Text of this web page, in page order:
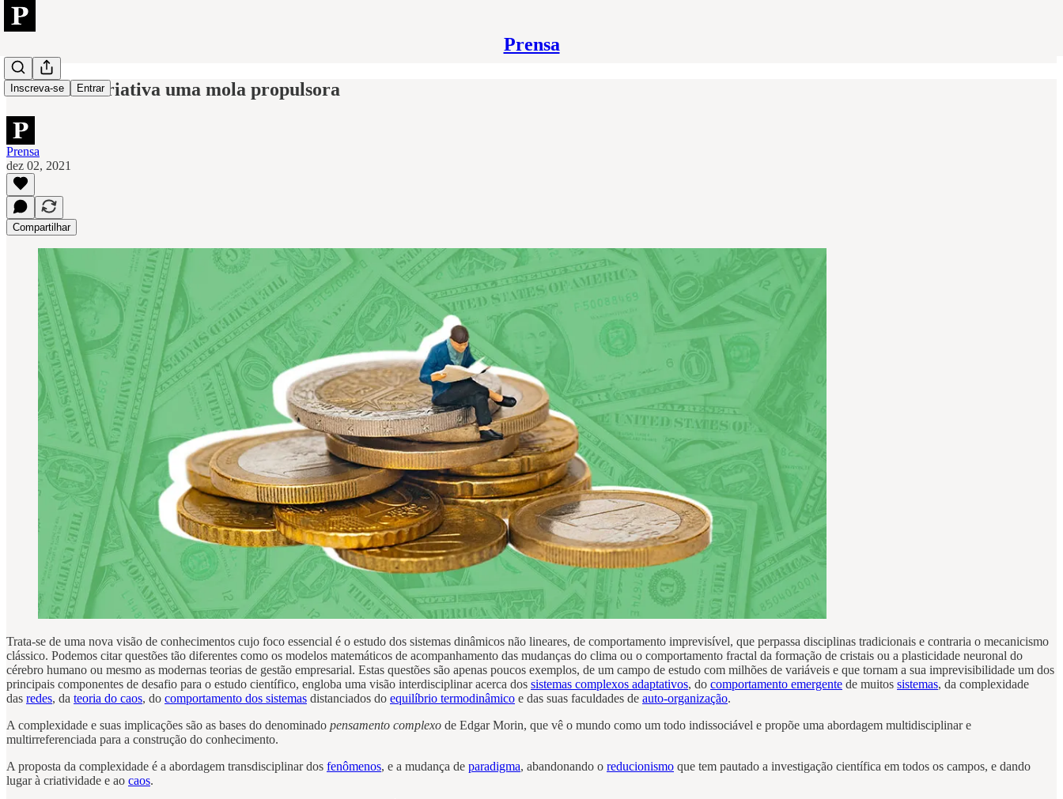
Prensa
Inscreva-se Entrar
Economia Criativa uma mola propulsora
Prensa
dez 02, 2021
Compartilhar
Trata-se de uma nova visão de conhecimentos cujo foco essencial é o estudo dos sistemas dinâmicos não lineares, de comportamento imprevisível, que perpassa disciplinas tradicionais e contraria o mecanicismo
clássico. Podemos citar questões tão diferentes como os modelos matemáticos de acompanhamento das mudanças do clima ou o comportamento fractal da formação de cristais ou a plasticidade neuronal do
cérebro humano ou mesmo as modernas teorias de gestão empresarial. Estas questões são apenas poucos exemplos, de um campo de estudo com milhões de variáveis e que tornam a sua imprevisibilidade um dos
principais componentes de desafio para o estudo científico, engloba uma visão interdisciplinar acerca dos sistemas complexos adaptativos, do comportamento emergente de muitos sistemas, da complexidade
das redes, da teoria do caos, do comportamento dos sistemas distanciados do equilíbrio termodinâmico e das suas faculdades de auto-organização.
A complexidade e suas implicações são as bases do denominado pensamento complexo de Edgar Morin, que vê o mundo como um todo indissociável e propõe uma abordagem multidisciplinar e
multirreferenciada para a construção do conhecimento.
A proposta da complexidade é a abordagem transdisciplinar dos fenômenos, e a mudança de paradigma, abandonando o reducionismo que tem pautado a investigação científica em todos os campos, e dando
lugar à criatividade e ao caos.